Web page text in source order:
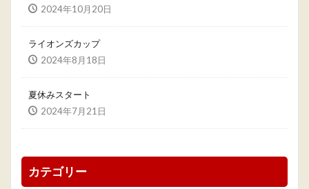
2024年10月20日
ライオンズカップ
2024年8月18日
夏休みスタート
2024年7月21日
カテゴリー